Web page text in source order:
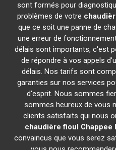
sont formés pour
problèmes de votre
que ce soit une panne de
une erreur de
délais sont importants, c'est
de répondre à vos appels
délais. Nos tarifs sont
garanties sur nos services
d'esprit. Nous sommes
sommes heureux de vous
clients satisfaits qui nous
chaudière fioul Chappee
convaincus que vous serez